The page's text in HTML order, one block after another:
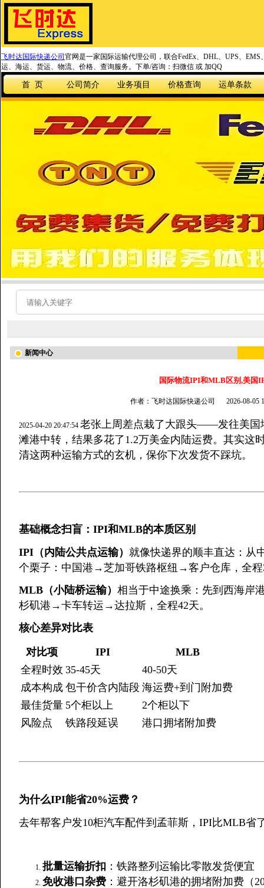
飞时达国际快递公司 官网是一家国际运输代理公司，联合FedEx、DHL、UPS、
运、海运、货运、物流、价格、查询服务。下单/咨询：扫微信 或 加QQ
首 页 公司简介 业务项目 价格查询 运单条款
新闻中心
国际物流IPI和MLB区别,美国
作者：飞时达国际快递公司 2026-08-05
2025-04-20 20:47:54 老张上周差点栽了大跟头——发往美国
滩港中转，结果多花了1.2万美金内陆运费。其实这
清这两种运输方式的玄机，保你下次发货不踩坑。
基础概念扫盲：IPI和MLB的本质区别
​IPI（内陆公共点运输）​ 就像快递界的顺丰直达：从
个栗子：中国港→芝加哥铁路枢纽→客户仓库，全程
​MLB（小陆桥运输）​ 相当于中途换乘：先到西海岸
杉矶港→卡车转运→达拉斯，全程42天。
​核心差异对比表​
对比项 IPI
MLB
全程时效 35-45天
40-50天
成本构成 包干价含内陆段 海运费+到门附加费
最佳货量 5个柜以上
2个柜以下
风险点
铁路段延误 港口拥堵附加费
为什么IPI能省20%运费？
去年帮客户发10柜汽车配件到孟菲斯，IPI比MLB省
​批量运输折扣​ ​：铁路整列运输比零散发货便宜
​免收港口杂费​ ：避开洛杉矶港的拥堵附加费（